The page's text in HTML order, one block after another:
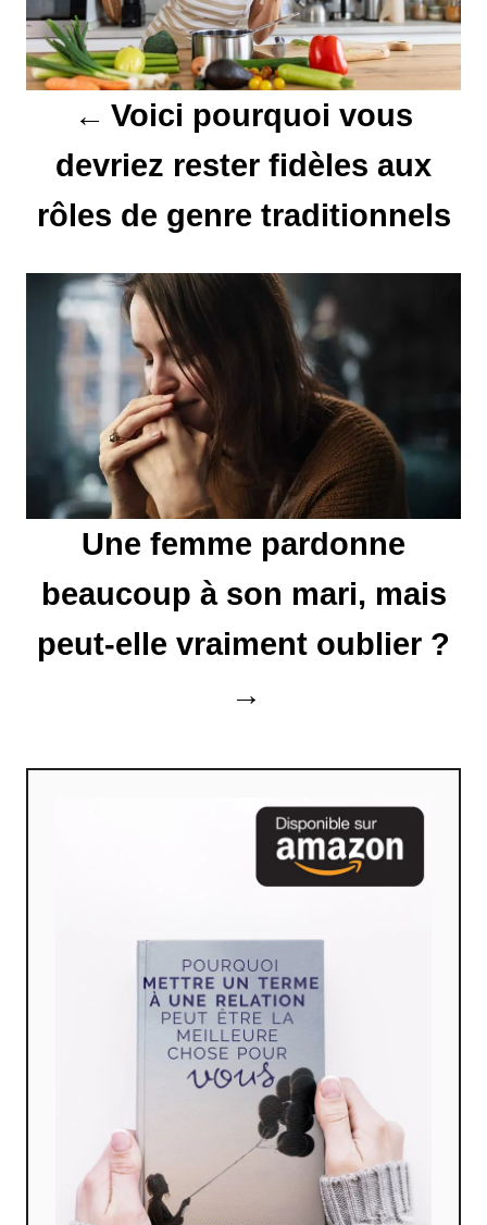
a
t
n
c
Voici pourquoi vous
devriez rester fidèles aux
rôles de genre traditionnels
Une femme pardonne
beaucoup à son mari, mais
peut-elle vraiment oublier ?